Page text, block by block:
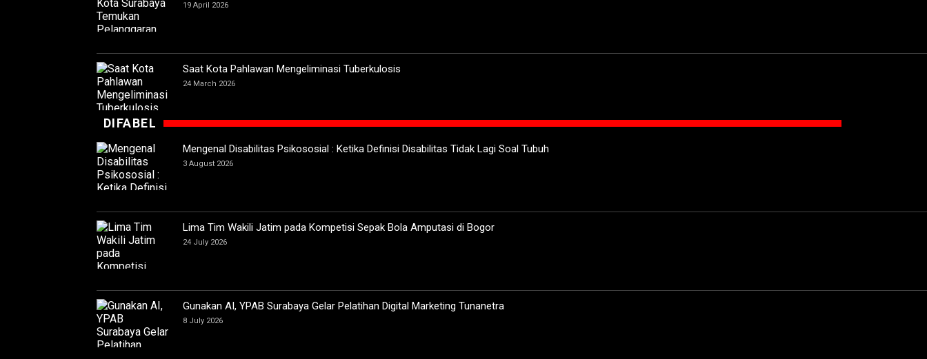
19 April 2026
Saat Kota Pahlawan Mengeliminasi Tuberkulosis
24 March 2026
DIFABEL
Mengenal Disabilitas Psikososial : Ketika Definisi Disabilitas Tidak Lagi Soal Tubuh
3 August 2026
Lima Tim Wakili Jatim pada Kompetisi Sepak Bola Amputasi di Bogor
24 July 2026
Gunakan AI, YPAB Surabaya Gelar Pelatihan Digital Marketing Tunanetra
8 July 2026